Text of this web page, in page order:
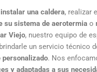
instalar una caldera, realizar el
su sistema de aerotermia o
Viejo, nuestro equipo de
un servicio técnico
. Nos
y adaptadas a sus